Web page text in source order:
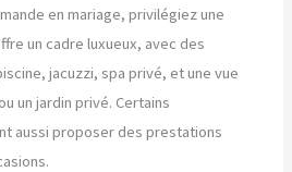
en mariage, privilégiez une
un cadre luxueux, avec des
jacuzzi, spa privé, et une vue
un jardin privé. Certains
aussi proposer des prestations